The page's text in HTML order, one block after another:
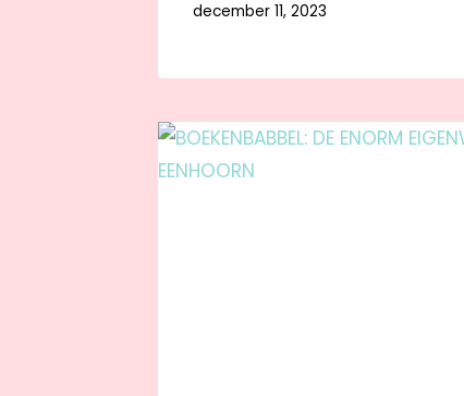
december 11, 2023